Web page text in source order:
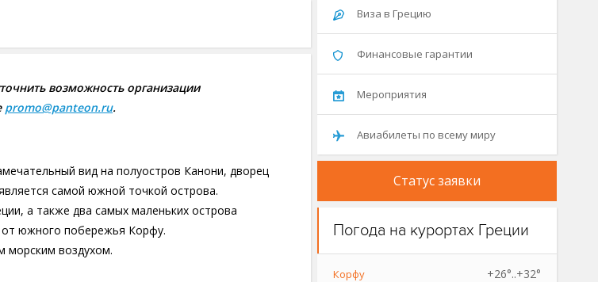
возможность организации
promo@panteon.ru.
вид на полуостров Канони, дворец
самой южной точкой острова.
а также два самых маленьких острова
от южного побережья Корфу.
морским воздухом.
Виза в Грецию
Финансовые гарантии
Мероприятия
Авиабилеты по всему миру
Статус заявки
Погода на курортах Греции
Корфу +26°..+32°